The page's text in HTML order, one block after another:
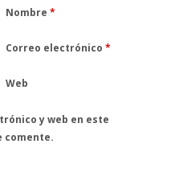
Nombre*
Correo electrónico*
Web
y web en este
comente.